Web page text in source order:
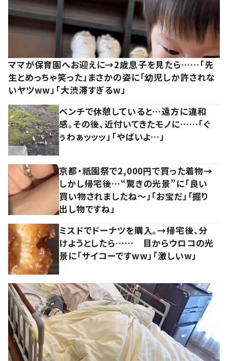
ママが保育園へお迎えに→2歳息子を見たら……「先
生とめっちゃ笑った」まさかの姿に「幼児しか許されな
いヤツww」「大渋滞すぎるw」
ベンチで休憩していると…遠方に違和
感。その後、近付いてきたモノに……「ぐ
ぅわぁッッッ」「やばいよ…」
京都・祇園祭で2,000円で買った着物→
しかし帰宅後…“驚きの光景”に「良い
買い物されましたね～」「お宝だ」「掘り
出し物ですね」
ミスドでドーナツを購入。→帰宅後、分
けようとしたら…… 目からウロコの光
景に「サイコーですww」「激しいw」